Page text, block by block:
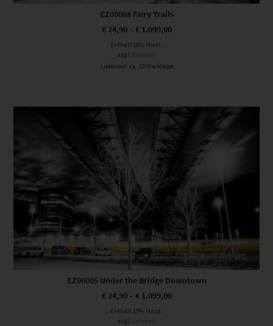
EZ00008 Fairy Trails
€24,90– €1.099,00
Enthält 19% Mwst.
zzgl. Versand
Lieferzeit: ca. 10 Werktage
Dieses Produkt weist mehrere Varianten auf. Die Optionen können auf der Produktseite gewählt werden
EZ00005 Under the Bridge Downtown
€24,90– €1.099,00
Enthält 19% Mwst.
zzgl. Versand